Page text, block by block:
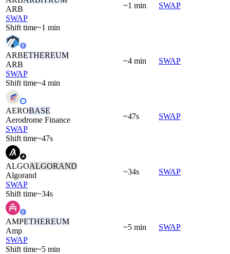
ARB
SWAP
Shift time~1 min
~1 min SWAP
ARBETHEREUM
ARB
SWAP
Shift time~4 min
~4 min SWAP
AEROBASE
Aerodrome Finance
SWAP
Shift time~47s
~47s SWAP
ALGOALGORAND
Algorand
SWAP
Shift time~34s
~34s SWAP
AMPETHEREUM
Amp
SWAP
Shift time~5 min
~5 min SWAP